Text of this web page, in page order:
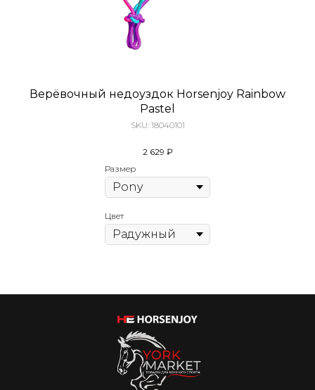
Верёвочный недоуздок Horsenjoy Rainbow
Pastel
SKU: 18040101
2 629 ₽
Размер
Цвет